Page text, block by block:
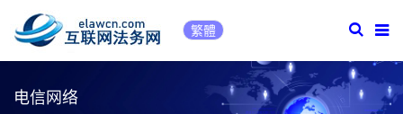
繁體
电信网络